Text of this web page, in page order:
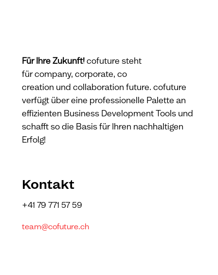
Für Ihre Zukunft!cofuture steht
für company, corporate, co
creation und collaboration future. cofuture
verfügt über eine professionelle Palette an
effizienten Business Development Tools und
schafft so die Basis für Ihren nachhaltigen
Erfolg!
Kontakt
+41 79 771 57 59
team@cofuture.ch